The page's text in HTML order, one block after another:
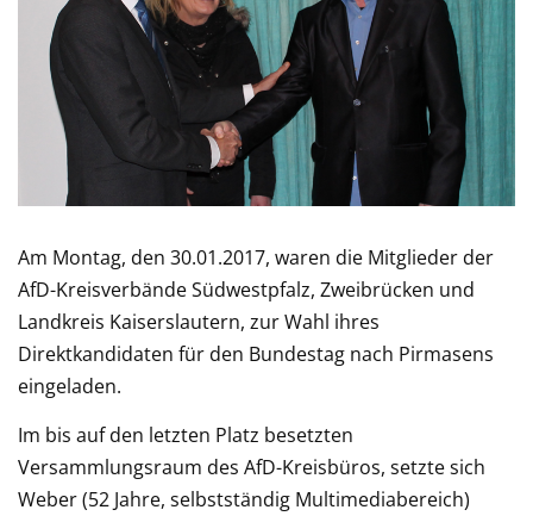
Am Montag, den 30.01.2017, waren die Mitglieder der
AfD-Kreisverbände Südwestpfalz, Zweibrücken und
Landkreis Kaiserslautern, zur Wahl ihres
Direktkandidaten für den Bundestag nach Pirmasens
eingeladen.
Im bis auf den letzten Platz besetzten
Versammlungsraum des AfD-Kreisbüros, setzte sich
Weber (52 Jahre, selbstständig Multimediabereich)